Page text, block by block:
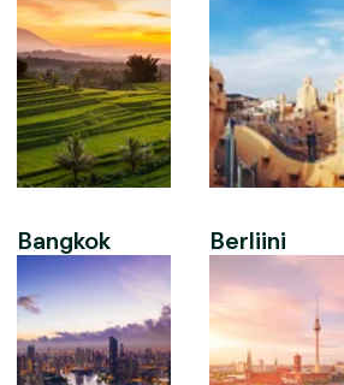
Bangkok Berliini